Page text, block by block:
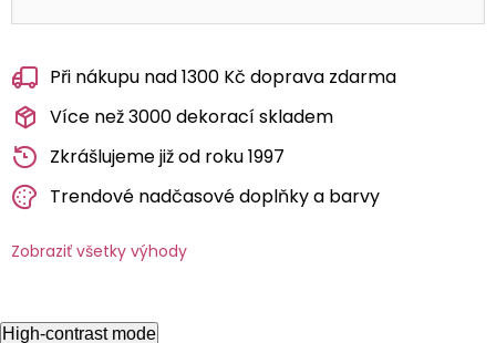
Při nákupu nad 1300 Kč doprava zdarma
Více než 3000 dekorací skladem
Zkrášlujeme již od roku 1997
Trendové nadčasové doplňky a barvy
Zobraziť všetky výhody
High-contrast mode